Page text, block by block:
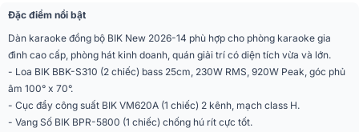
Đặc điểm nổi bật
Dàn karaoke đồng bộ BIK New 2026-14 phù hợp cho phòng karaoke gia
đình cao cấp, phòng hát kinh doanh, quán giải trí có diện tích vừa và lớn.
- Loa BIK BBK-S310 (2 chiếc) bass 25cm, 230W RMS, 920W Peak, góc phủ
âm 100° x 70°.
- Cục đẩy công suất BIK VM620A (1 chiếc) 2 kênh, mạch class H.
- Vang Số BIK BPR-5800 (1 chiếc) chống hú rít cực tốt.